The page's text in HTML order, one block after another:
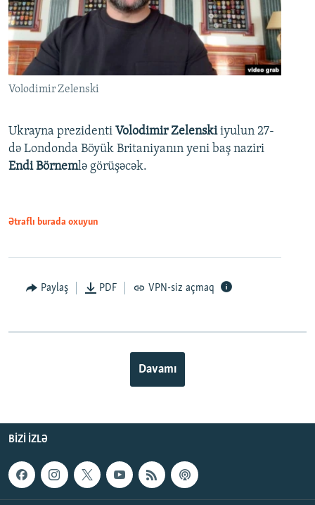
Volodimir Zelenski
Ukrayna prezidenti Volodimir Zelenskiiyulun 27-
də Londonda Böyük Britaniyanın yeni baş naziri
Endi Börnemlə görüşəcək.
Ətraflı burada oxuyun
Paylaş PDF VPN-siz açmaq
Davamı
BIZI IZLƏ